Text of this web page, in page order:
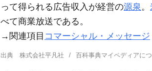
って得られる広告収入が経営の源泉。
べて商業放送である。
→関連項目 コマーシャル・メッセージ
出典 株式会社平凡社 百科事典マイペディア